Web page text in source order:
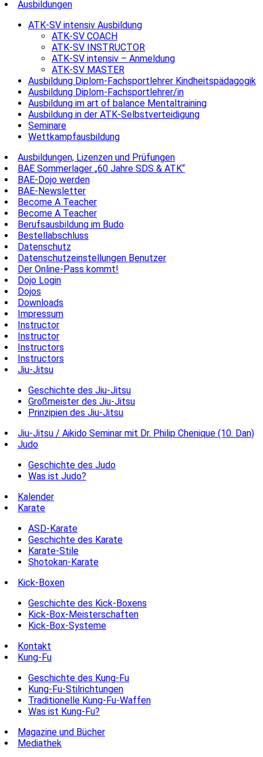
Ausbildungen
ATK-SV intensiv Ausbildung
ATK-SV COACH
ATK-SV INSTRUCTOR
ATK-SV intensiv – Anmeldung
ATK-SV MASTER
Ausbildung Diplom-Fachsportlehrer Kindheitspädagogik
Ausbildung Diplom-Fachsportlehrer/in
Ausbildung im art of balance Mentaltraining
Ausbildung in der ATK-Selbstverteidigung
Seminare
Wettkampfausbildung
Ausbildungen, Lizenzen und Prüfungen
BAE Sommerlager „60 Jahre SDS & ATK“
BAE-Dojo werden
BAE-Newsletter
Become A Teacher
Become A Teacher
Berufsausbildung im Budo
Bestellabschluss
Datenschutz
Datenschutzeinstellungen Benutzer
Der Online-Pass kommt!
Dojo Login
Dojos
Downloads
Impressum
Instructor
Instructor
Instructors
Instructors
Jiu-Jitsu
Geschichte des Jiu-Jitsu
Großmeister des Jiu-Jitsu
Prinzipien des Jiu-Jitsu
Jiu-Jitsu / Aikido Seminar mit Dr. Philip Chenique (10. Dan)
Judo
Geschichte des Judo
Was ist Judo?
Kalender
Karate
ASD-Karate
Geschichte des Karate
Karate-Stile
Shotokan-Karate
Kick-Boxen
Geschichte des Kick-Boxens
Kick-Box-Meisterschaften
Kick-Box-Systeme
Kontakt
Kung-Fu
Geschichte des Kung-Fu
Kung-Fu-Stilrichtungen
Traditionelle Kung-Fu-Waffen
Was ist Kung-Fu?
Magazine und Bücher
Mediathek